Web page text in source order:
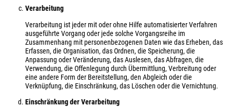
Verarbeitung
Verarbeitung ist jeder mit oder ohne Hilfe automatisierter Verfahren
ausgeführte Vorgang oder jede solche Vorgangsreihe im
Zusammenhang mit personenbezogenen Daten wie das Erheben, das
Erfassen, die Organisation, das Ordnen, die Speicherung, die
Anpassung oder Veränderung, das Auslesen, das Abfragen, die
Verwendung, die Offenlegung durch Übermittlung, Verbreitung oder
eine andere Form der Bereitstellung, den Abgleich oder die
Verknüpfung, die Einschränkung, das Löschen oder die Vernichtung.
Einschränkung der Verarbeitung